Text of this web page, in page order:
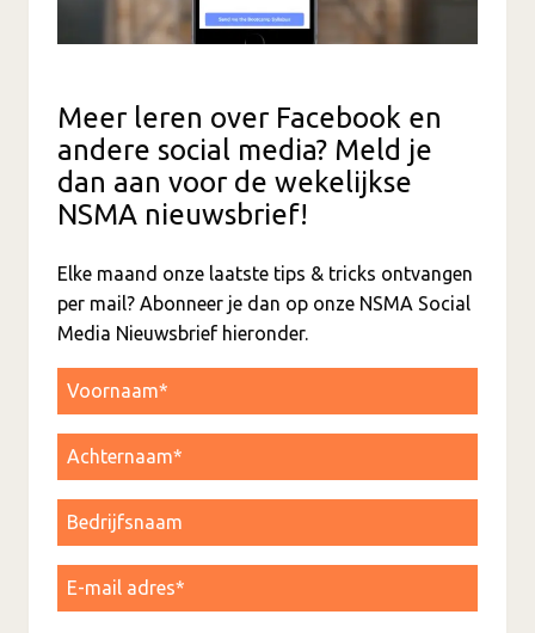
Meer leren over Facebook en
andere social media? Meld je
dan aan voor de wekelijkse
NSMA nieuwsbrief!
Elke maand onze laatste tips & tricks ontvangen
per mail? Abonneer je dan op onze NSMA Social
Media Nieuwsbrief hieronder.